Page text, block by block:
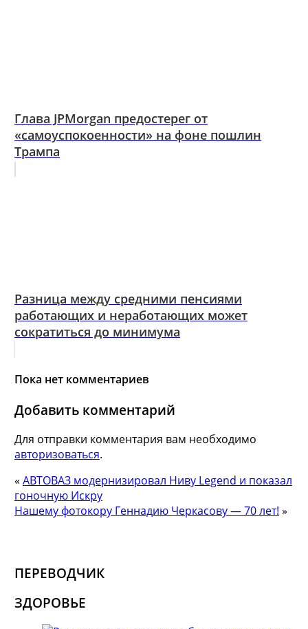
Глава JPMorgan предостерег от
«самоуспокоенности» на фоне пошлин
Трампа
Разница между средними пенсиями
работающих и неработающих может
сократиться до минимума
Пока нет комментариев
Добавить комментарий
Для отправки комментария вам необходимо
авторизоваться.
« АВТОВАЗ модернизировал Ниву Legend и показал
гоночную Искру
Нашему фотокору Геннадию Черкасову — 70 лет! »
ПЕРЕВОДЧИК
ЗДОРОВЬЕ